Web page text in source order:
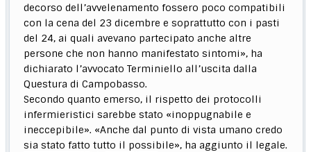
decorso dell’avvelenamento fossero poco compatibili
con la cena del 23 dicembre e soprattutto con i pasti
del 24, ai quali avevano partecipato anche altre
persone che non hanno manifestato sintomi», ha
dichiarato l’avvocato Terminiello all’uscita dalla
Questura di Campobasso.
Secondo quanto emerso, il rispetto dei protocolli
infermieristici sarebbe stato «inoppugnabile e
ineccepibile». «Anche dal punto di vista umano credo
sia stato fatto tutto il possibile», ha aggiunto il legale.